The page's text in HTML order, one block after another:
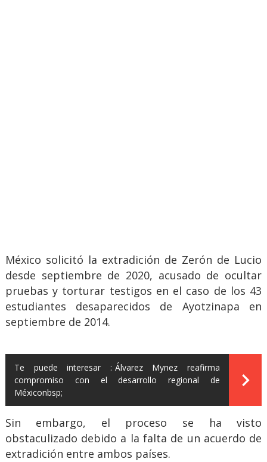
México solicitó la extradición de Zerón de Lucio
desde septiembre de 2020, acusado de ocultar
pruebas y torturar testigos en el caso de los 43
estudiantes desaparecidos de Ayotzinapa en
septiembre de 2014.
Te puede interesar : Álvarez Mynez reafirma
compromiso con el desarrollo regional de
Méxiconbsp;
Sin embargo, el proceso se ha visto
obstaculizado debido a la falta de un acuerdo de
extradición entre ambos países.